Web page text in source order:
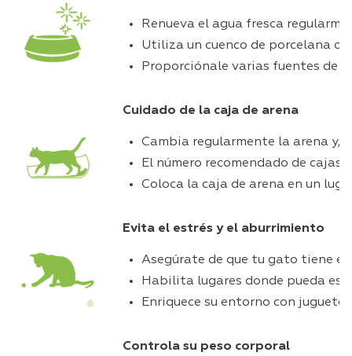
Renueva el agua fresca
Utiliza un cuenco de porcelana o
Proporciónale varias fuentes de
Cuidado de la caja de arena
Cambia regularmente la arena y,
El número recomendado de cajas
Coloca la caja de arena en un
Evita el estrés y el aburrimiento
Asegúrate de que tu gato tiene
Habilita lugares donde pueda
Enriquece su entorno con
Controla su peso corporal